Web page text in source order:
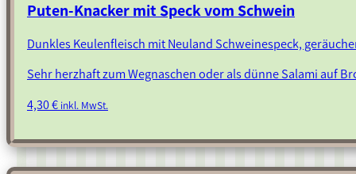
Puten-Knacker mit Speck vom Schwein
Dunkles Keulenfleisch mit Neuland Schweinespeck,
Sehr herzhaft zum Wegnaschen oder als dünne Salami auf
4,30€ inkl. MwSt.